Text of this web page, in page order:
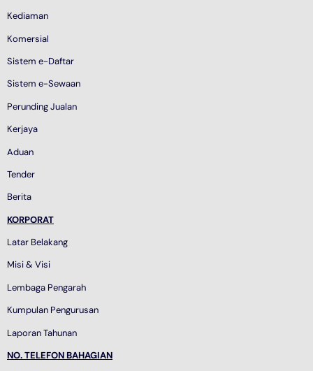
Kediaman
Komersial
Sistem e-Daftar
Sistem e-Sewaan
Perunding Jualan
Kerjaya
Aduan
Tender
Berita
KORPORAT
Latar Belakang
Misi & Visi
Lembaga Pengarah
Kumpulan Pengurusan
Laporan Tahunan
NO. TELEFON BAHAGIAN